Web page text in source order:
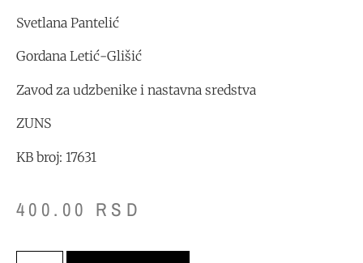
Svetlana Pantelić
Gordana Letić-Glišić
Zavod za udzbenike i nastavna sredstva
ZUNS
KB broj: 17631
400.00 RSD